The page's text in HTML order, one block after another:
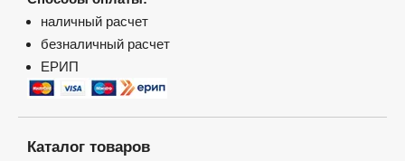
наличный расчет
безналичный расчет
ЕРИП
Каталог товаров